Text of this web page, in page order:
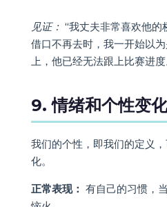
见证： “我丈夫非常喜欢他
借口不再去时，我一开始以
上，他已经无法跟上比赛进度
9. 情绪和个性变化
我们的个性，即我们的定义
化。
正常表现： 有自己的习惯，